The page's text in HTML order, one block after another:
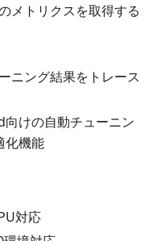
メトリクスを取得する
ニング結果をトレース
けの自動チューニン
化機能
対応